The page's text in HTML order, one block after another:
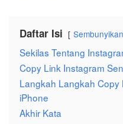
Daftar Isi Sembunyikan
Sekilas Tentang
Copy Link Instagram
Langkah Langkah Copy
iPhone
Akhir Kata